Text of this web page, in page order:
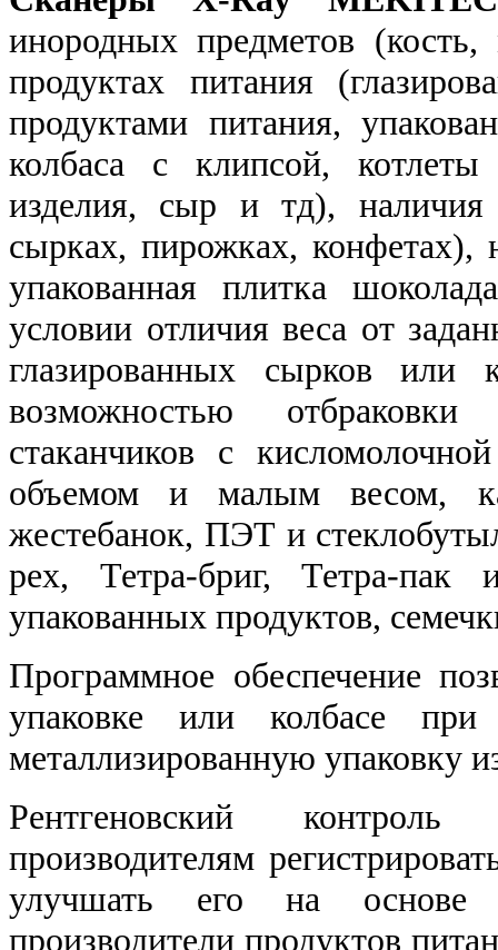
инородных предметов
продуктах питания
продуктами питания,
колбаса с клипсой,
изделия, сыр и тд), наличия
сырках, пирожках,
упакованная плитка
условии отличия веса от
глазированных сырков
возможностью
стаканчиков с
объемом и малым весом,
жестебанок, ПЭТ и
рех, Тетра-бриг, Тетра-
упакованных продуктов,
Программное обеспечение
упаковке или колбасе при
металлизированную упаковку
Рентгеновский
производителям
улучшать его на основе
производители продуктов